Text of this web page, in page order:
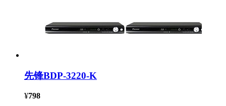
先锋BDP-3220-K
¥798